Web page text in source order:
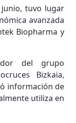
junio, tuvo lugar
avanzada
Biopharma y
del grupo
Bizkaia,
información de
utiliza en